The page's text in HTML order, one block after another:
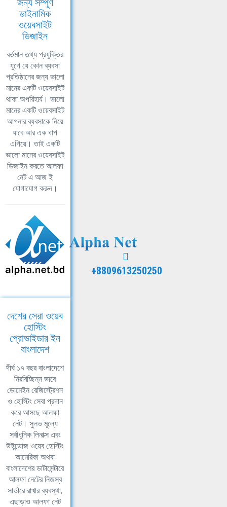
জন্য সম্পূর্ণ
ডাইনামিক
ওয়েবসাইট
ডিজাইন
বর্তমান তথ্য প্রযুক্তির
যুগে যে কোন ব্যবসা
প্রতিষ্ঠানের জন্য ভালো
মানের একটি ওয়েবসাইট
থাকা অপরিহার্য। ভালো
মানের একটি ওয়েবসাইট
আপনার ব্যবসাকে নিয়ে
যাবে আর এক ধাপ
এগিয়ে। তাই একটি
ভালো মানের ওয়েবসাইট
ডিজাইন করতে আলফা
নেট এ আজ ই
যোগাযোগ করুন।
+8809613250250
দেশের সেরা ওয়েব
হোস্টিং
প্রোভাইডার ইন
বাংলাদেশ
দীর্ঘ ১৭ বছর বাংলাদেশে
নিরবিচ্ছিন্ন ভাবে
ডোমেইন রেজিস্ট্রেশন
ও হোস্টিং সেবা প্রদান
করে আসছে আলফা
নেট। সুলভ মূল্যে
সর্বাধুনিক লিনাক্স এবং
উইন্ডোজ ওয়েব হোস্টিং
আমেরিকা অথবা
বাংলাদেশের ডাটাসেন্টারে
আলফা নেটের নিজস্ব
সার্ভারে রাখার ব্যবস্থা,
এছাড়াও আলফা নেট